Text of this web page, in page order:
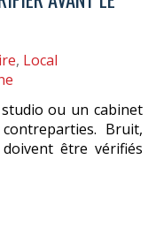
, Local
ou un cabinet
Bruit,
être vérifiés